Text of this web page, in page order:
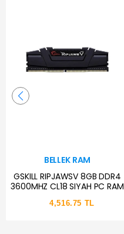
BELLEK RAM
GSKILL RIPJAWSV 8GB DDR4
3600MHZ CL18 SIYAH PC RAM
4,516.75 TL